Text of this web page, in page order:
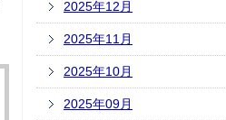
2025年12月
2025年11月
2025年10月
2025年09月